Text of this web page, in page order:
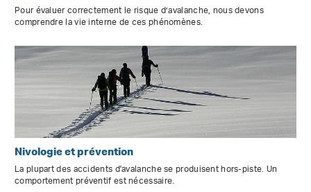
Pour évaluer correctement le risque d’avalanche, nous devons
comprendre la vie interne de ces phénomènes.
Nivologie et prévention
La plupart des accidents d'avalanche se produisent hors-piste. Un
comportement préventif est nécessaire.